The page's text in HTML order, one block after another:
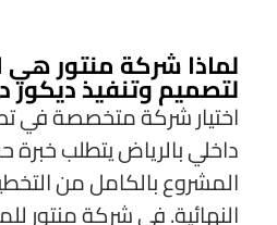
لماذا شركة منتور هي
لتصميم وتنفيذ ديكور
اختيار شركة متخصصة في
داخلي بالرياض يتطلب خبرة
المشروع بالكامل من
النهائية. في شركة منتور